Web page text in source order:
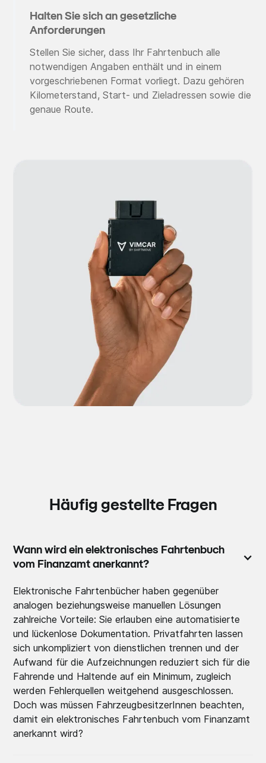
Halten Sie sich an gesetzliche
Anforderungen
Stellen Sie sicher, dass Ihr Fahrtenbuch alle
notwendigen Angaben enthält und in einem
vorgeschriebenen Format vorliegt. Dazu gehören
Kilometerstand, Start- und Zieladressen sowie die
genaue Route.
Häufig gestellte Fragen
Wann wird ein elektronisches Fahrtenbuch
vom Finanzamt anerkannt?
Elektronische Fahrtenbücher haben gegenüber
analogen beziehungsweise manuellen Lösungen
zahlreiche Vorteile: Sie erlauben eine automatisierte
und lückenlose Dokumentation. Privatfahrten lassen
sich unkompliziert von dienstlichen trennen und der
Aufwand für die Aufzeichnungen reduziert sich für die
Fahrende und Haltende auf ein Minimum, zugleich
werden Fehlerquellen weitgehend ausgeschlossen.
Doch was müssen FahrzeugbesitzerInnen beachten,
damit ein elektronisches Fahrtenbuch vom Finanzamt
anerkannt wird?